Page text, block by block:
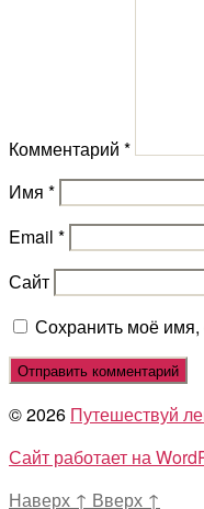
Комментарий *
Имя *
Email *
Сайт
Сохранить моё
© 2026 Путешествуй
Сайт работает на
Наверх ↑ Вверх ↑